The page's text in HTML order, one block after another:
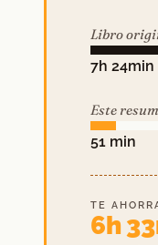
Libro
7h 24min
Este
51 min
TE
6h